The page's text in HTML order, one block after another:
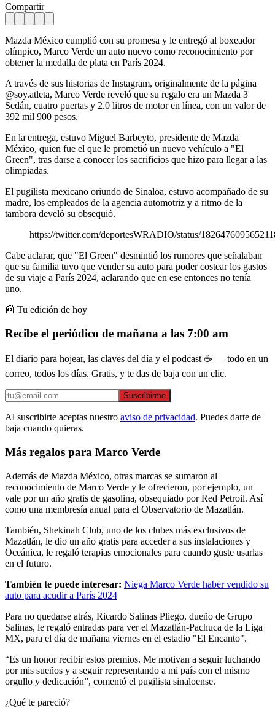
Compartir
Mazda México cumplió con su promesa y le entregó al boxeador
olímpico, Marco Verde un auto nuevo como reconocimiento por
obtener la medalla de plata en París 2024.
A través de sus historias de Instagram, originalmente de la página
@soy.atleta, Marco Verde reveló que su regalo era un Mazda 3
Sedán, cuatro puertas y 2.0 litros de motor en línea, con un valor de
392 mil 900 pesos.
En la entrega, estuvo Miguel Barbeyto, presidente de Mazda
México, quien fue el que le prometió un nuevo vehículo a "El
Green", tras darse a conocer los sacrificios que hizo para llegar a las
olimpiadas.
El pugilista mexicano oriundo de Sinaloa, estuvo acompañado de su
madre, los empleados de la agencia automotriz y a ritmo de la
tambora develó su obsequió.
https://twitter.com/deportesWRADIO/status/
Cabe aclarar, que "El Green" desmintió los rumores que señalaban
que su familia tuvo que vender su auto para poder costear los gastos
de su viaje a París 2024, aclarando que en ese entonces no tenía
uno.
📰 Tu edición de hoy
Recibe el periódico de mañana a las 7:00 am
El diario para hojear, las claves del día y el podcast ☕ — todo en un
correo, todos los días. Gratis, y te das de baja con un clic.
Suscribirme
Al suscribirte aceptas nuestro aviso de privacidad. Puedes darte de
baja cuando quieras.
Más regalos para Marco Verde
Además de Mazda México, otras marcas se sumaron al
reconocimiento de Marco Verde y le ofrecieron, por ejemplo, un
vale por un año gratis de gasolina, obsequiado por Red Petroil. Así
como una membresía anual para el Observatorio de Mazatlán.
También, Shekinah Club, uno de los clubes más exclusivos de
Mazatlán, le dio un año gratis para acceder a sus instalaciones y
Oceánica, le regaló terapias emocionales para cuando guste usarlas
en el futuro.
También te puede interesar: Niega Marco Verde haber vendido su
auto para acudir a París 2024
Para no quedarse atrás, Ricardo Salinas Pliego, dueño de Grupo
Salinas, le regaló entradas para ver el Mazatlán-Pachuca de la Liga
MX, para el día de mañana viernes en el estadio "El Encanto".
“Es un honor recibir estos premios. Me motivan a seguir luchando
por mis sueños y a seguir representando a mi país con el mismo
orgullo y dedicación”, comentó el pugilista sinaloense.
¿Qué te pareció?